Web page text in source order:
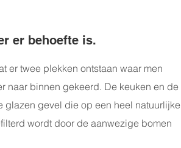
er behoefte is.
er twee plekken ontstaan waar men
naar binnen gekeerd. De keuken en de
gevel die op een heel natuurlijke
wordt door de aanwezige bomen